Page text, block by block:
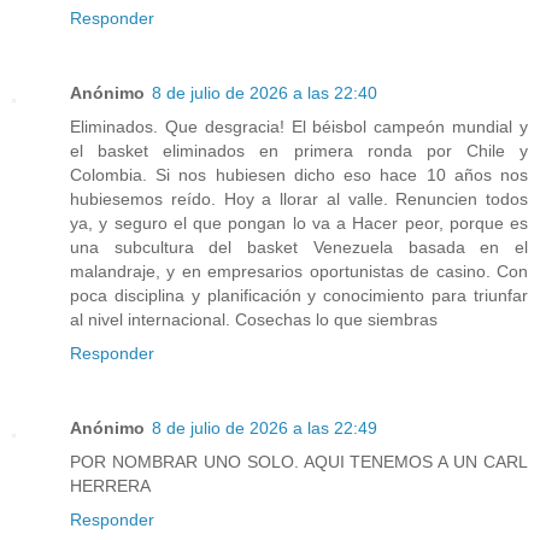
Responder
Anónimo 8 de julio de 2026 a las 22:40
Eliminados. Que desgracia! El béisbol campeón mundial y
el basket eliminados en primera ronda por Chile y
Colombia. Si nos hubiesen dicho eso hace 10 años nos
hubiesemos reído. Hoy a llorar al valle. Renuncien todos
ya, y seguro el que pongan lo va a Hacer peor, porque es
una subcultura del basket Venezuela basada en el
malandraje, y en empresarios oportunistas de casino. Con
poca disciplina y planificación y conocimiento para triunfar
al nivel internacional. Cosechas lo que siembras
Responder
Anónimo 8 de julio de 2026 a las 22:49
POR NOMBRAR UNO SOLO. AQUI TENEMOS A UN CARL
HERRERA
Responder